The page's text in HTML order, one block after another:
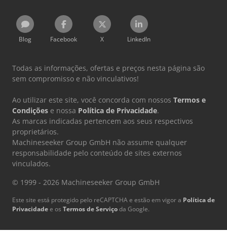
Blog Facebook X LinkedIn
Todas as informações, ofertas e preços nesta página são
sem compromisso e não vinculativos!
Ao utilizar este site, você concorda com nossos Termos e
Condições e nossa Política de Privacidade.
As marcas indicadas pertencem aos seus respectivos
proprietários.
Machineseeker Group GmbH não assume qualquer
responsabilidade pelo conteúdo de sites externos
vinculados.
© 1999 - 2026 Machineseeker Group GmbH
Este site está protegido pelo reCAPTCHA e estão em vigor a Política de
Privacidadee os Termos de Serviçoda Google.